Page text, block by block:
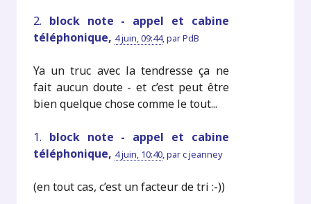
2. block note - appel et cabine
téléphonique, 4 juin, 09:44,parPdB
Ya un truc avec la tendresse ça ne
fait aucun doute - et c’est peut être
bien quelque chose comme le tout...
1. block note - appel et cabine
téléphonique, 4 juin, 10:40,parc jeanney
(en tout cas, c’est un facteur de tri :-))